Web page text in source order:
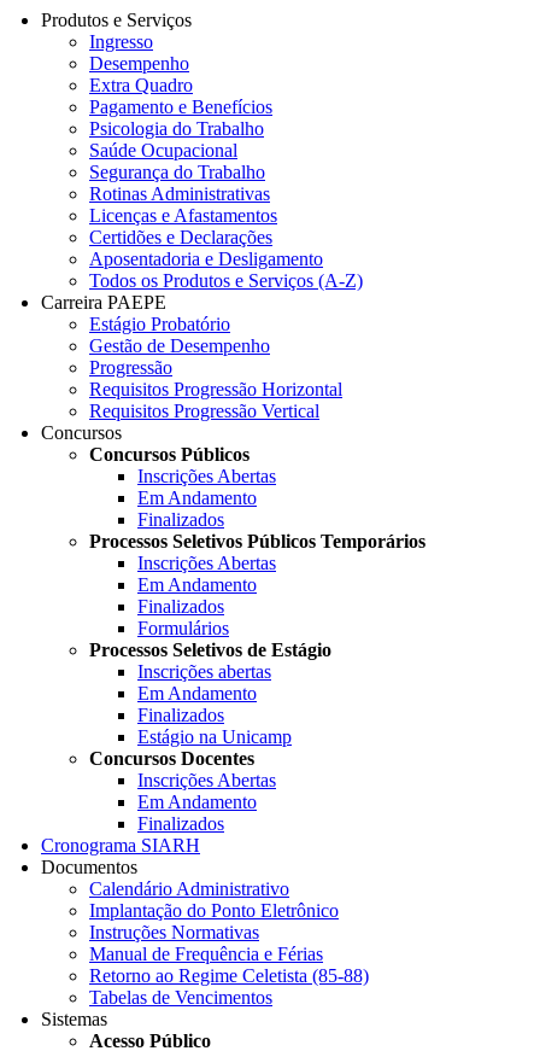
Produtos e Serviços
Ingresso
Desempenho
Extra Quadro
Pagamento e Benefícios
Psicologia do Trabalho
Saúde Ocupacional
Segurança do Trabalho
Rotinas Administrativas
Licenças e Afastamentos
Certidões e Declarações
Aposentadoria e Desligamento
Todos os Produtos e Serviços (A-Z)
Carreira PAEPE
Estágio Probatório
Gestão de Desempenho
Progressão
Requisitos Progressão Horizontal
Requisitos Progressão Vertical
Concursos
Concursos Públicos
Inscrições Abertas
Em Andamento
Finalizados
Processos Seletivos Públicos Temporários
Inscrições Abertas
Em Andamento
Finalizados
Formulários
Processos Seletivos de Estágio
Inscrições abertas
Em Andamento
Finalizados
Estágio na Unicamp
Concursos Docentes
Inscrições Abertas
Em Andamento
Finalizados
Cronograma SIARH
Documentos
Calendário Administrativo
Implantação do Ponto Eletrônico
Instruções Normativas
Manual de Frequência e Férias
Retorno ao Regime Celetista (85-88)
Tabelas de Vencimentos
Sistemas
Acesso Público